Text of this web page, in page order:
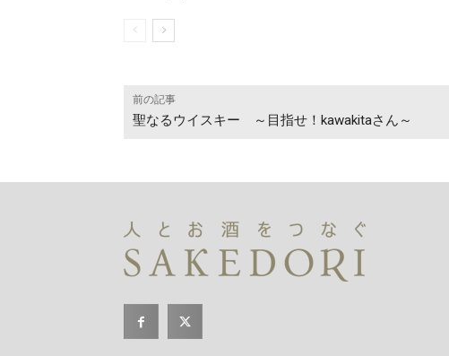
前の記事
聖なるウイスキー ～目指せ！kawakitaさん～